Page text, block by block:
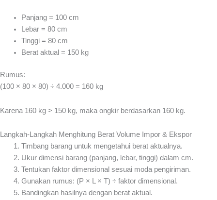
Panjang = 100 cm
Lebar = 80 cm
Tinggi = 80 cm
Berat aktual = 150 kg
Rumus:
(100 × 80 × 80) ÷ 4.000 = 160 kg
Karena 160 kg > 150 kg, maka ongkir berdasarkan 160 kg.
Langkah-Langkah Menghitung Berat Volume Impor & Ekspor
Timbang barang untuk mengetahui berat aktualnya.
Ukur dimensi barang (panjang, lebar, tinggi) dalam cm.
Tentukan faktor dimensional sesuai moda pengiriman.
Gunakan rumus: (P × L × T) ÷ faktor dimensional.
Bandingkan hasilnya dengan berat aktual.